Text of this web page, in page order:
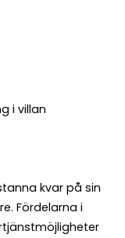
i villan
kvar på sin
Fördelarna i